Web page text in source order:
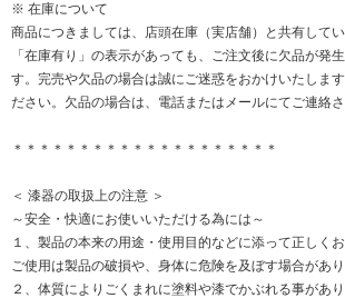
※ 在庫について
商品につきましては、店頭在庫（実店舗）と共有してい
「在庫有り」の表示があっても、ご注文後に欠品が発
す。完売や欠品の場合は誠にご迷惑をおかけいたしま
ださい。欠品の場合は、電話またはメールにてご連絡さ
＊＊＊＊＊＊＊＊＊＊＊＊＊＊＊＊＊＊＊＊
＜ 漆器の取扱上の注意 ＞
～安全・快適にお使いいただける為には～
１、製品の本来の用途・使用目的などに添って正しく
ご使用は製品の破損や、身体に危険を及ぼす場合があり
２、体質によりごくまれに塗料や漆でかぶれる事があ